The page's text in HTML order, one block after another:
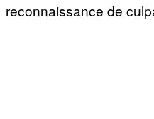
reconnaissance de